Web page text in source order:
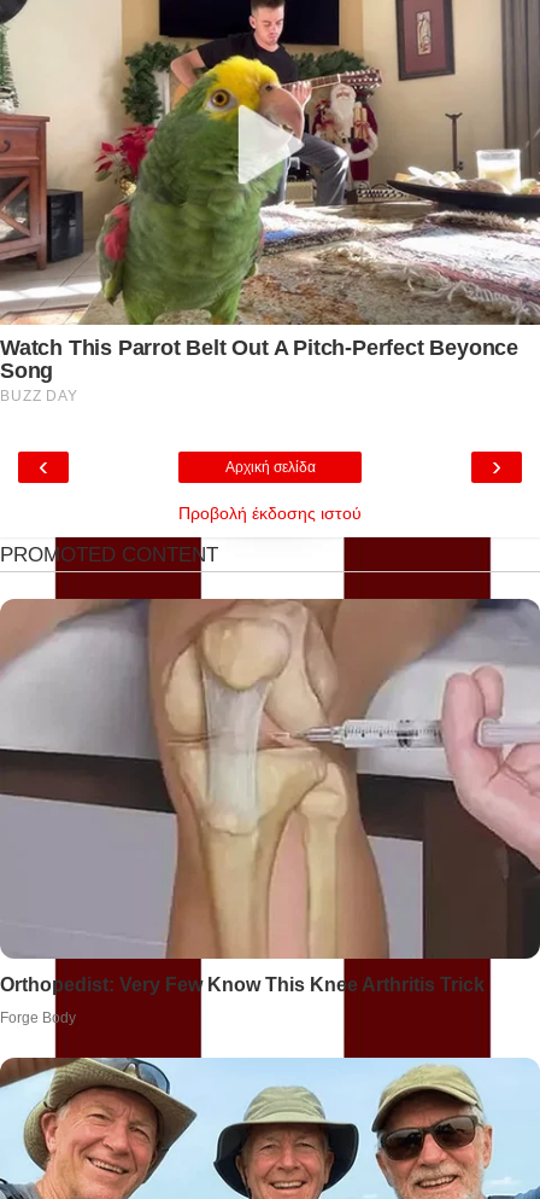
‹ ›
Αρχική σελίδα
Προβολή έκδοσης ιστού